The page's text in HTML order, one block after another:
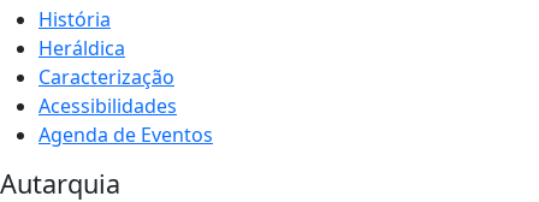
História
Heráldica
Caracterização
Acessibilidades
Agenda de Eventos
Autarquia